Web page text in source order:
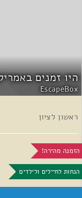
היו זמנים
EscapeBox
ראשון לציון
הזמנה מהירה!
הנחות לחיילים ולילדים